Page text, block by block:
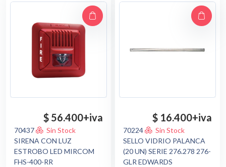
$ 56.400+iva
70437
Sin Stock
SIRENA CON LUZ
ESTROBO LED MIRCOM
FHS-400-RR
$ 16.400+iva
70224
Sin Stock
SELLO VIDRIO PALANCA
(20 UN) SERIE 276.278 276-
GLR EDWARDS